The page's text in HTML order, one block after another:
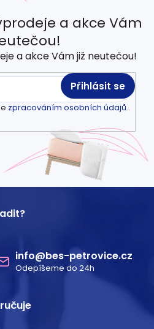
a akce Vám
a akce Vám již neutečou!
zpracováním osobních údajů..
Přihlásit se
info@bes-petrovice.cz
Odepíšeme do 24h